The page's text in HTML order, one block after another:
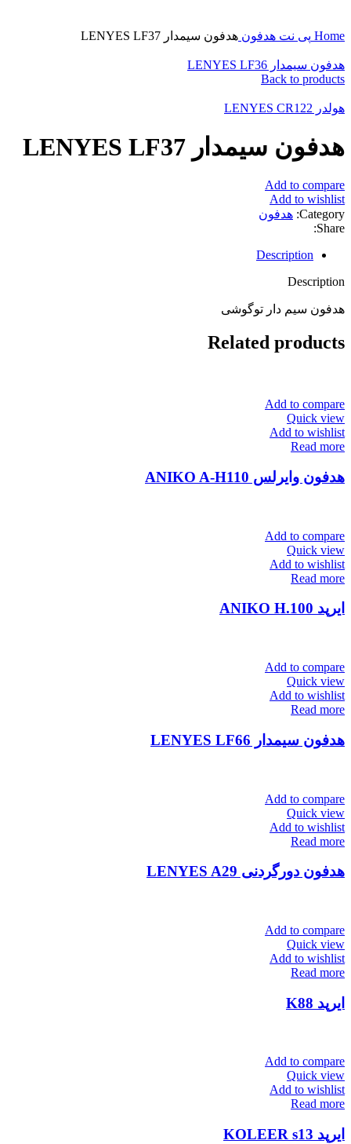
Home پی نت هدفون هدفون سیمدار LENYES LF37
هدفون سیمدار LENYES LF36
Back to products
هولدر LENYES CR122
هدفون سیمدار LENYES LF37
Add to compare
Add to wishlist
Category: هدفون
Share:
Description
Description
هدفون سیم دار توگوشی
Related products
Add to compare
Quick view
Add to wishlist
Read more
هدفون وایرلس ANIKO A-H110
Add to compare
Quick view
Add to wishlist
Read more
ایرپد ANIKO H.100
Add to compare
Quick view
Add to wishlist
Read more
هدفون سیمدار LENYES LF66
Add to compare
Quick view
Add to wishlist
Read more
هدفون دورگردنی LENYES A29
Add to compare
Quick view
Add to wishlist
Read more
ایرپد K88
Add to compare
Quick view
Add to wishlist
Read more
ایرپد KOLEER s13